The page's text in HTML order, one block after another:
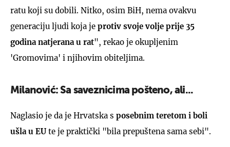
ratu koji su dobili. Nitko, osim BiH, nema ovakvu
generaciju ljudi koja je protiv svoje volje prije 35
godina natjerana u rat", rekao je okupljenim
'Gromovima' i njihovim obiteljima.
Milanović: Sa saveznicima pošteno, ali...
Naglasio je da je Hrvatska s posebnim teretom i boli
ušla u EU te je praktički "bila prepuštena sama sebi".